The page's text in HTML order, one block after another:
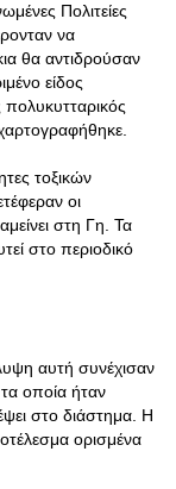
Πολιτείες
να
θα αντιδρούσαν
είδος
τοξικών
οι
στη Γη. Τα
στο περιοδικό
αυτή συνέχισαν
οποία ήταν
στο διάστημα. Η
ορισμένα